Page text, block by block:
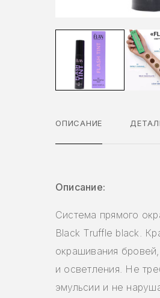
ОПИСАНИЕ
Описание:
Система прямого
Black Truffle black.
окрашивания
и осветления. Не
эмульсии и не